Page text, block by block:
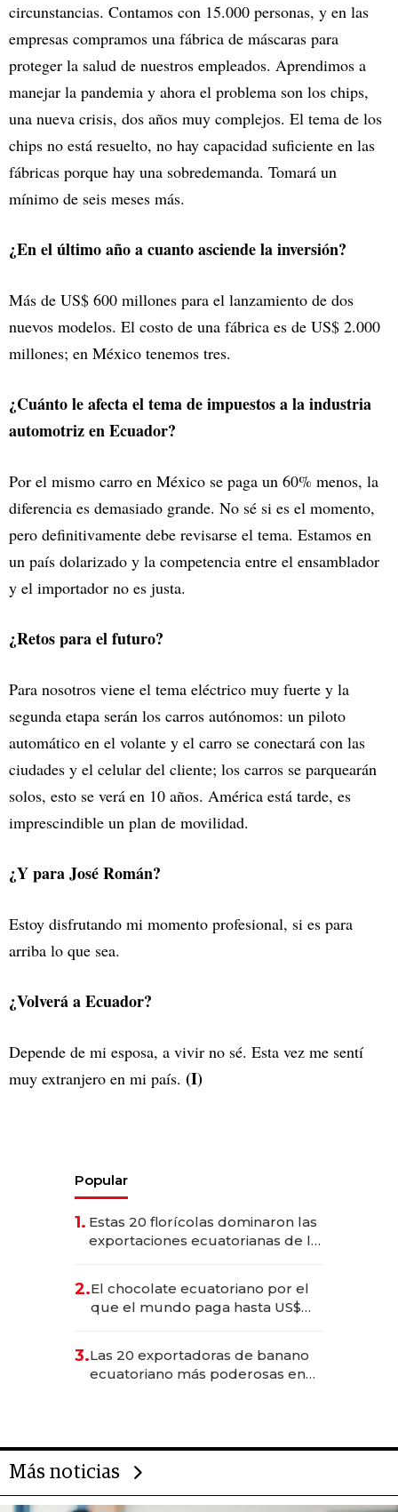
circunstancias. Contamos con 15.000 personas, y en las
empresas compramos una fábrica de máscaras para
proteger la salud de nuestros empleados. Aprendimos a
manejar la pandemia y ahora el problema son los chips,
una nueva crisis, dos años muy complejos. El tema de los
chips no está resuelto, no hay capacidad suficiente en las
fábricas porque hay una sobredemanda. Tomará un
mínimo de seis meses más.
¿En el último año a cuanto asciende la inversión?
Más de US$ 600 millones para el lanzamiento de dos
nuevos modelos. El costo de una fábrica es de US$ 2.000
millones; en México tenemos tres.
¿Cuánto le afecta el tema de impuestos a la industria
automotriz en Ecuador?
Por el mismo carro en México se paga un 60% menos, la
diferencia es demasiado grande. No sé si es el momento,
pero definitivamente debe revisarse el tema. Estamos en
un país dolarizado y la competencia entre el ensamblador
y el importador no es justa.
¿Retos para el futuro?
Para nosotros viene el tema eléctrico muy fuerte y la
segunda etapa serán los carros autónomos: un piloto
automático en el volante y el carro se conectará con las
ciudades y el celular del cliente; los carros se parquearán
solos, esto se verá en 10 años. América está tarde, es
imprescindible un plan de movilidad.
¿Y para José Román?
Estoy disfrutando mi momento profesional, si es para
arriba lo que sea.
¿Volverá a Ecuador?
Depende de mi esposa, a vivir no sé. Esta vez me sentí
muy extranjero en mi país. (I)
Popular
1. Estas 20 florícolas dominaron las
exportaciones ecuatorianas de la
2.El chocolate ecuatoriano por el
que el mundo paga hasta US$
3.Las 20 exportadoras de banano
ecuatoriano más poderosas en
Más noticias